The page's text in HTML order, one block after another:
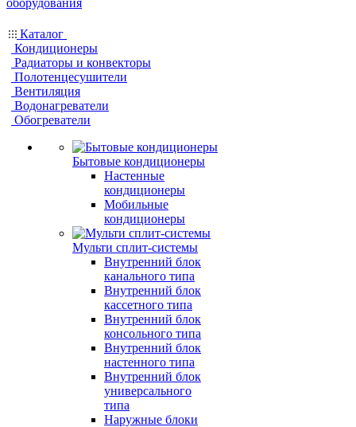
Каталог
Кондиционеры
Радиаторы и конвекторы
Полотенцесушители
Вентиляция
Водонагреватели
Обогреватели
Бытовые кондиционеры
Настенные
кондиционеры
Мобильные
кондиционеры
Мульти сплит-системы
Внутренний блок
канального типа
Внутренний блок
кассетного типа
Внутренний блок
консольного типа
Внутренний блок
настенного типа
Внутренний блок
универсального
типа
Наружные блоки